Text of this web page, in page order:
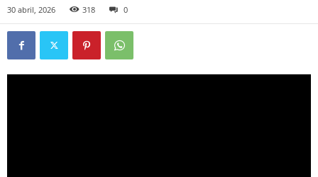
30 abril, 2026 318 0